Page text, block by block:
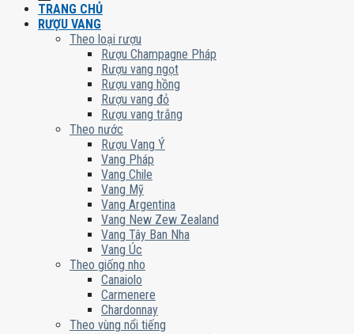
TRANG CHỦ
RƯỢU VANG
Theo loại rượu
Rượu Champagne Pháp
Rượu vang ngọt
Rượu vang hồng
Rượu vang đỏ
Rượu vang trắng
Theo nước
Rượu Vang Ý
Vang Pháp
Vang Chile
Vang Mỹ
Vang Argentina
Vang New Zew Zealand
Vang Tây Ban Nha
Vang Úc
Theo giống nho
Canaiolo
Carmenere
Chardonnay
Theo vùng nổi tiếng